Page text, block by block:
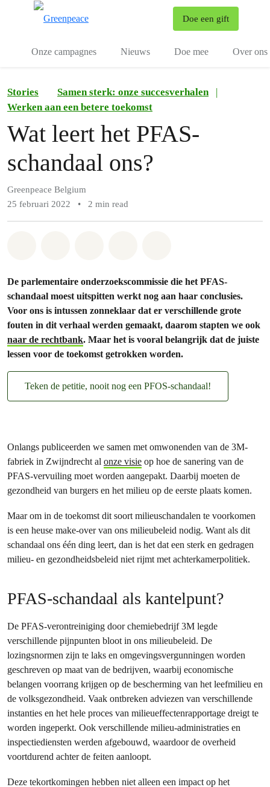
Doe een gift
Onze campagnes Nieuws Doe mee Over ons
Stories Samen sterk: onze succesverhalen
|
Werken aan een betere toekomst
Wat leert het PFAS-
schandaal ons?
Greenpeace Belgium
25 februari 2022
• 2 min read
De parlementaire onderzoekscommissie die het PFAS-
schandaal moest uitspitten werkt nog aan haar conclusies.
Voor ons is intussen zonneklaar dat er verschillende grote
fouten in dit verhaal werden gemaakt, daarom stapten we ook
naar de rechtbank. Maar het is vooral belangrijk dat de juiste
lessen voor de toekomst getrokken worden.
Teken de petitie, nooit nog een PFOS-schandaal!
Onlangs publiceerden we samen met omwonenden van de 3M-
fabriek in Zwijndrecht al onze visie op hoe de sanering van de
PFAS-vervuiling moet worden aangepakt. Daarbij moeten de
gezondheid van burgers en het milieu op de eerste plaats komen.
Maar om in de toekomst dit soort milieuschandalen te voorkomen
is een heuse make-over van ons milieubeleid nodig. Want als dit
schandaal ons één ding leert, dan is het dat een sterk en gedragen
milieu- en gezondheidsbeleid niet rijmt met achterkamerpolitiek.
PFAS-schandaal als kantelpunt?
De PFAS-verontreiniging door chemiebedrijf 3M legde
verschillende pijnpunten bloot in ons milieubeleid. De
lozingsnormen zijn te laks en omgevingsvergunningen worden
geschreven op maat van de bedrijven, waarbij economische
belangen voorrang krijgen op de bescherming van het leefmilieu en
de volksgezondheid. Vaak ontbreken adviezen van verschillende
instanties en het hele proces van milieueffectenrapportage dreigt te
worden ingeperkt. Ook verschillende milieu-administraties en
inspectiediensten werden afgebouwd, waardoor de overheid
voortdurend achter de feiten aanloopt.
Deze tekortkomingen hebben niet alleen een impact op het